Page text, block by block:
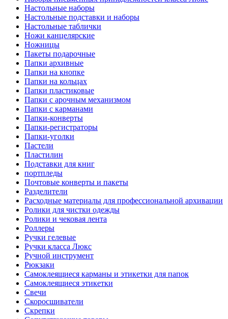
Настольные наборы
Настольные подставки и наборы
Настольные таблички
Ножи канцелярские
Ножницы
Пакеты подарочные
Папки архивные
Папки на кнопке
Папки на кольцах
Папки пластиковые
Папки с арочным механизмом
Папки с карманами
Папки-конверты
Папки-регистраторы
Папки-уголки
Пастели
Пластилин
Подставки для книг
портпледы
Почтовые конверты и пакеты
Разделители
Расходные материалы для профессиональной архивации
Ролики для чистки одежды
Ролики и чековая лента
Роллеры
Ручки гелевые
Ручки класса Люкс
Ручной инструмент
Рюкзаки
Самоклеящиеся карманы и этикетки для папок
Самоклеящиеся этикетки
Свечи
Скоросшиватели
Скрепки